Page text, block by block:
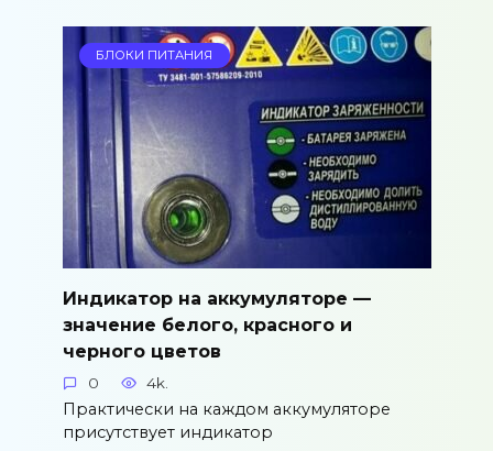
БЛОКИ ПИТАНИЯ
Индикатор на аккумуляторе —
значение белого, красного и
черного цветов
0 4k.
Практически на каждом аккумуляторе
присутствует индикатор